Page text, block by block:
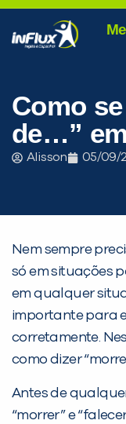
Como
de…”
Alisson 05/09/
Nem sempre
só em situações
em qualquer
importante para
corretamente.
como dizer
Antes de
“morrer” e